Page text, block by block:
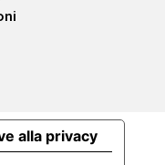
alla privacy